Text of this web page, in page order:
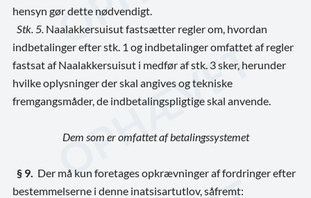
hensyn gør dette nødvendigt.
Stk. 5. Naalakkersuisut fastsætter regler om, hvordan
indbetalinger efter stk. 1 og indbetalinger omfattet af regler
fastsat af Naalakkersuisut i medfør af stk. 3 sker, herunder
hvilke oplysninger der skal angives og tekniske
fremgangsmåder, de indbetalingspligtige skal anvende.
Dem som er omfattet af betalingssystemet
§ 9. Der må kun foretages opkrævninger af fordringer efter
bestemmelserne i denne inatsi­sar­tutlov, såfremt: